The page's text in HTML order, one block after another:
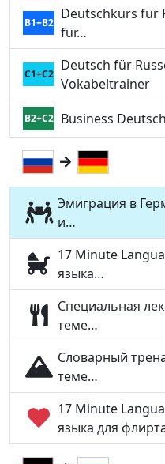
B1+B2
Deutschkurs für
für…
C1+C2
Deutsch für
Vokabeltrainer
B2+C2 Business
Эмиграция в
и…
17 Minute
языка…
Специальная
теме…
Словарный
теме…
17 Minute
языка для